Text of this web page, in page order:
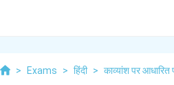
> Exams > हिंदी > काव्यांश पर आधारित